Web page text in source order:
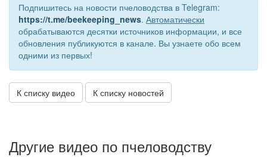
Подпишитесь на новости пчеловодства в Telegram:
https://t.me/beekeeping_news. Автоматически
обрабатываются десятки источников информации, и все
обновления публикуются в канале. Вы узнаете обо всем
одними из первых!
К списку видео К списку новостей
Другие видео по пчеловодству